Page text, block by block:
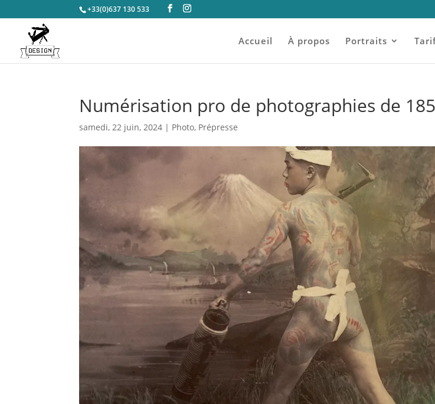
+33(0)637 130 533
Accueil À propos Portraits
Numérisation pro de photographies de
samedi, 22 juin, 2024 | Photo, Prépresse